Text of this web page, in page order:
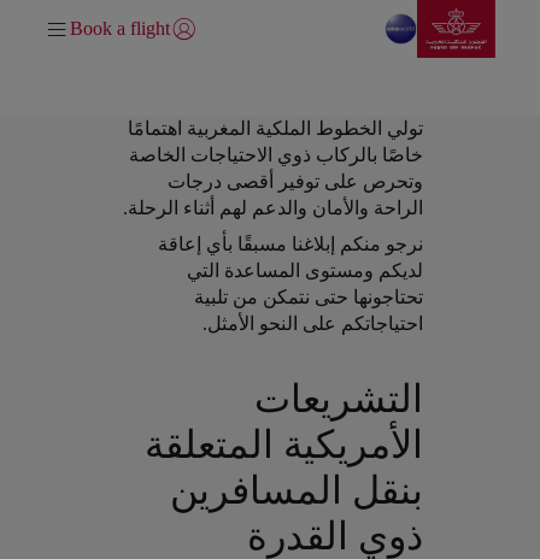
تخطي إلى المحتوى الرئيسي
انتقل إلى الصفحةتسجيل الدخول | انضم)
Book a flight
تولي الخطوط الملكية المغربية اهتمامًا
خاصًا بالركاب ذوي الاحتياجات الخاصة
وتحرص على توفير أقصى درجات
الراحة والأمان والدعم لهم أثناء الرحلة.
Open in a new window
نرجو منكم إبلاغنا مسبقًا بأي إعاقة
لديكم ومستوى المساعدة التي
تحتاجونها حتى نتمكن من تلبية
احتياجاتكم على النحو الأمثل.
التشريعات
الأمريكية المتعلقة
بنقل المسافرين
ذوي القدرة